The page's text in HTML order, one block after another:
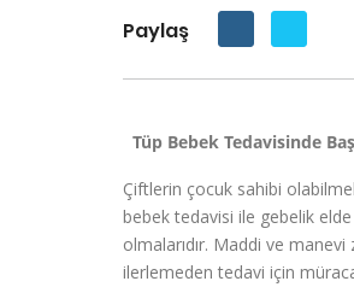
Paylaş
Tüp Bebek Tedavisinde
Çiftlerin çocuk sahibi
bebek tedavisi ile gebelik
olmalarıdır. Maddi ve
ilerlemeden tedavi için